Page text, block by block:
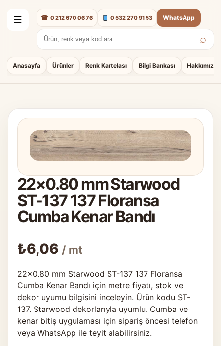
☰
Anasayfa Ürünler Renk Kartelası Bilgi Bankası Hakkımızda
Arama: ⌕
☎ 0 212 670 06 76 0 532 270 91 53 WhatsApp
22×0.80 mm Starwood
ST-137 137 Floransa
Cumba Kenar Bandı
₺6,06 / mt
22×0.80 mm Starwood ST-137 137 Floransa
Cumba Kenar Bandı için metre fiyatı, stok ve
dekor uyumu bilgisini inceleyin. Ürün kodu ST-
137. Starwood dekorlarıyla uyumlu. Cumba ve
kenar bitiş uygulaması için sipariş öncesi telefon
veya WhatsApp ile teyit alabilirsiniz.